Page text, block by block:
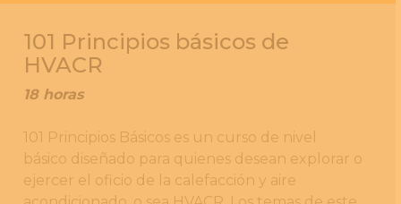
101 Principios básicos de
HVACR
18 horas
101 Principios Básicos es un curso de nivel
básico diseñado para quienes desean explorar o
ejercer el oficio de la calefacción y aire